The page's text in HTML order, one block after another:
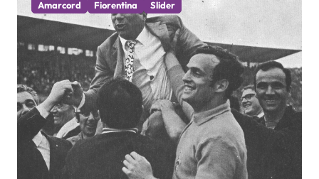
Amarcord Fiorentina Slider